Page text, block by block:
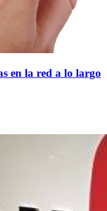
en la red a lo largo